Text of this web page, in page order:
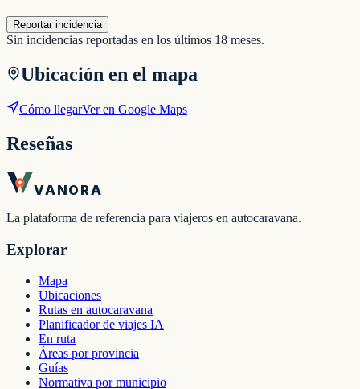
Reportar incidencia
Sin incidencias reportadas en los últimos 18 meses.
Ubicación en el mapa
Cómo llegarVer en Google Maps
Reseñas
VANORA
La plataforma de referencia para viajeros en autocaravana.
Explorar
Mapa
Ubicaciones
Rutas en autocaravana
Planificador de viajes IA
En ruta
Áreas por provincia
Guías
Normativa por municipio